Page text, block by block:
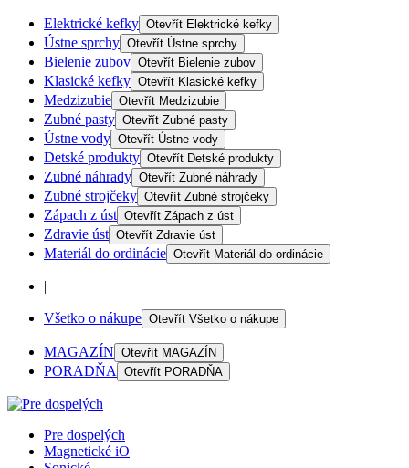
Elektrické kefky Otevřít Elektrické kefky
Ústne sprchy Otevřít Ústne sprchy
Bielenie zubov Otevřít Bielenie zubov
Klasické kefky Otevřít Klasické kefky
Medzizubie Otevřít Medzizubie
Zubné pasty Otevřít Zubné pasty
Ústne vody Otevřít Ústne vody
Detské produkty Otevřít Detské produkty
Zubné náhrady Otevřít Zubné náhrady
Zubné strojčeky Otevřít Zubné strojčeky
Zápach z úst Otevřít Zápach z úst
Zdravie úst Otevřít Zdravie úst
Materiál do ordinácie Otevřít Materiál do ordinácie
|
Všetko o nákupe Otevřít Všetko o nákupe
MAGAZÍN Otevřít MAGAZÍN
PORADŇA Otevřít PORADŇA
Pre dospelých
Magnetické iO